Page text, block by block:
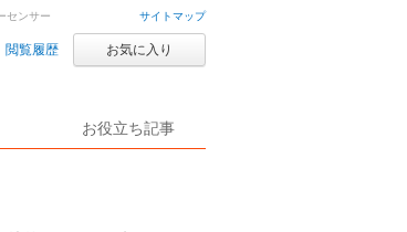
サイトマップ
閲覧履歴 お気に入り
お役立ち記事
センサー